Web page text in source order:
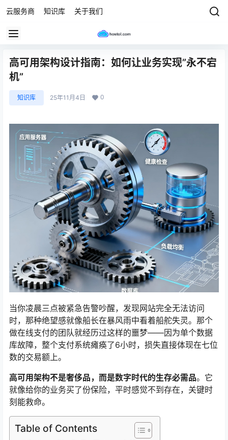
云服务商 知识库 关于我们
高可用架构设计指南：如何让业务实现”永不宕
机”
知识库 25年11月4日 0
当你凌晨三点被紧急告警吵醒，发现网站完全无法访问
时，那种绝望感就像船长在暴风雨中看着船舵失灵。那个
做在线支付的团队就经历过这样的噩梦——因为单个数据
库故障，整个支付系统瘫痪了6小时，损失直接体现在七位
数的交易额上。
高可用架构不是奢侈品，而是数字时代的生存必需品。它
就像给你的业务买了份保险，平时感觉不到存在，关键时
刻能救命。
Table of Contents